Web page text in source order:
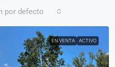
por defecto
EN VENTA ACTIVO